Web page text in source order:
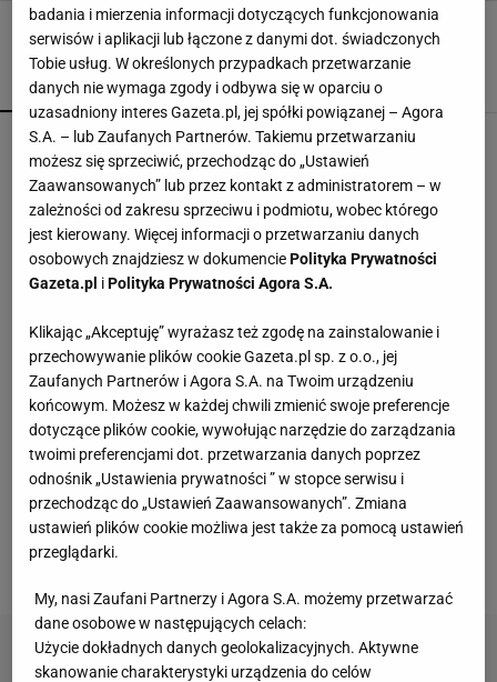
POPULARNE NAJNOWSZE
Kompaktowa bieżnia do małego mieszkania.
Ten sprzęt mieści się pod łóżko
Kochały je nasze babcie. Garnki żeliwne są
niezastąpione w letniej i jesiennej kuchni
Wróciła do prowadzenia samochodu po 12-
letniej przerwie. Mówi, co pomogło jej
przełamać strach
MATERIAŁ PROMOCYJNY
Vintage gramofony wracają do łask. Polacy na
nowo pokochali vinyle
Trymer czy golarka, a może jednorazówka?
badania i mierzenia informacji dotyczących funkcjonowania
serwisów i aplikacji lub łączone z danymi dot. świadczonych
Tobie usług. W określonych przypadkach przetwarzanie
danych nie wymaga zgody i odbywa się w oparciu o
uzasadniony interes Gazeta.pl, jej spółki powiązanej – Agora
S.A. – lub Zaufanych Partnerów. Takiemu przetwarzaniu
możesz się sprzeciwić, przechodząc do „Ustawień
Zaawansowanych” lub przez kontakt z administratorem – w
zależności od zakresu sprzeciwu i podmiotu, wobec którego
jest kierowany. Więcej informacji o przetwarzaniu danych
osobowych znajdziesz w dokumenciePolityka Prywatności
Gazeta.pl iPolityka Prywatności Agora S.A.
Klikając „Akceptuję” wyrażasz też zgodę na zainstalowanie i
przechowywanie plików cookie Gazeta.pl sp. z o.o., jej
Zaufanych Partnerów i Agora S.A. na Twoim urządzeniu
końcowym. Możesz w każdej chwili zmienić swoje preferencje
dotyczące plików cookie, wywołując narzędzie do zarządzania
twoimi preferencjami dot. przetwarzania danych poprzez
odnośnik „Ustawienia prywatności ” w stopce serwisu i
przechodząc do „Ustawień Zaawansowanych”. Zmiana
ustawień plików cookie możliwa jest także za pomocą ustawień
przeglądarki.
My, nasi Zaufani Partnerzy i Agora S.A. możemy przetwarzać
dane osobowe w następujących celach:
Użycie dokładnych danych geolokalizacyjnych. Aktywne
skanowanie charakterystyki urządzenia do celów